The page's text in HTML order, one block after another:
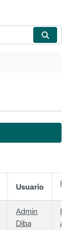
Usuario
Admin
Diba